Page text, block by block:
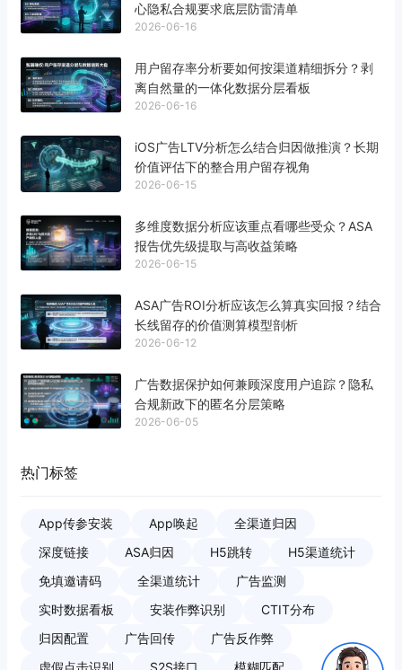
心隐私合规要求底层防雷清单
2026-06-16
用户留存率分析要如何按渠道精细拆分？剥
离自然量的一体化数据分层看板
2026-06-16
iOS广告LTV分析怎么结合归因做推演？长期
价值评估下的整合用户留存视角
2026-06-15
多维度数据分析应该重点看哪些受众？ASA
报告优先级提取与高收益策略
2026-06-15
ASA广告ROI分析应该怎么算真实回报？结合
长线留存的价值测算模型剖析
2026-06-12
广告数据保护如何兼顾深度用户追踪？隐私
合规新政下的匿名分层策略
2026-06-05
热门标签
App传参安装 App唤起
全渠道归因
深度链接
ASA归因 H5跳转
H5渠道统计
免填邀请码
全渠道统计
广告监测
实时数据看板
安装作弊识别
CTIT分布
归因配置
广告回传
广告反作弊
虚假点击识别
S2S接口 模糊匹配